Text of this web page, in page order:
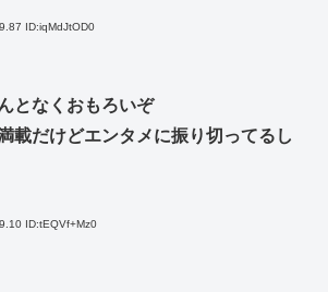
ID:iqMdJtOD0
となくおもろいぞ
載だけどエンタメに振り切ってるし
ID:tEQVf+Mz0